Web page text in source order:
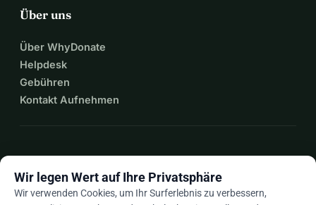
Über uns
Über WhyDonate
Helpdesk
Gebühren
Kontakt Aufnehmen
Wir legen Wert auf Ihre Privatsphäre
Wir verwenden Cookies, um Ihr Surferlebnis zu verbessern,